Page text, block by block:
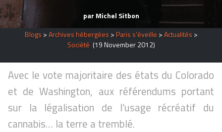
par Michel Sitbon
Blogs >Archives hébergées >Paris s’éveille >Actualités >
Société (19 November 2012)
Avec le vote majoritaire des états du Colorado
et de Washington, aux référendums portant
sur la légalisation de l’usage récréatif du
cannabis… la terre a tremblé.